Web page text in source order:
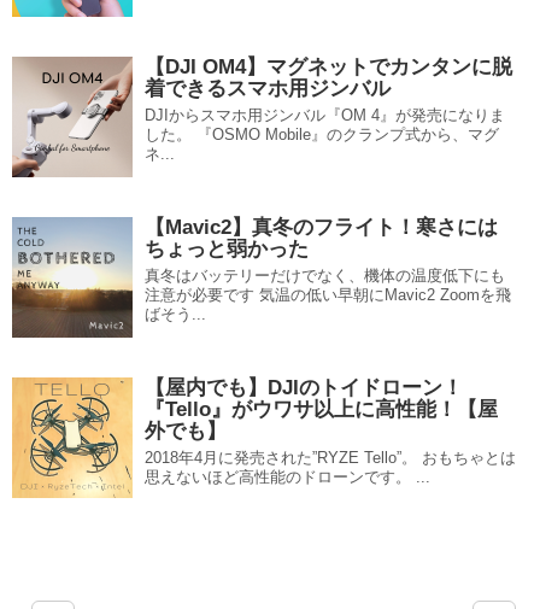
【DJI OM4】マグネットでカンタンに脱
着できるスマホ用ジンバル
DJIからスマホ用ジンバル『OM 4』が発売になりま
した。 『OSMO Mobile』のクランプ式から、マグ
ネ...
【Mavic2】真冬のフライト！寒さには
ちょっと弱かった
真冬はバッテリーだけでなく、機体の温度低下にも
注意が必要です 気温の低い早朝にMavic2 Zoomを飛
ばそう...
【屋内でも】DJIのトイドローン！
『Tello』がウワサ以上に高性能！【屋
外でも】
2018年4月に発売された”RYZE Tello”。 おもちゃとは
思えないほど高性能のドローンです。 ...